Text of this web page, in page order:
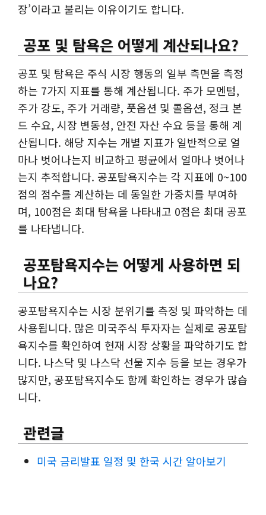
장’이라고 불리는 이유이기도 합니다.
공포 및 탐욕은 어떻게 계산되나요?
공포 및 탐욕은 주식 시장 행동의 일부 측면을 측정
하는 7가지 지표를 통해 계산됩니다. 주가 모멘텀,
주가 강도, 주가 거래량, 풋옵션 및 콜옵션, 정크 본
드 수요, 시장 변동성, 안전 자산 수요 등을 통해 계
산됩니다. 해당 지수는 개별 지표가 일반적으로 얼
마나 벗어나는지 비교하고 평균에서 얼마나 벗어나
는지 추적합니다. 공포탐욕지수는 각 지표에 0~100
점의 점수를 계산하는 데 동일한 가중치를 부여하
며, 100점은 최대 탐욕을 나타내고 0점은 최대 공포
를 나타냅니다.
공포탐욕지수는 어떻게 사용하면 되
나요?
공포탐욕지수는 시장 분위기를 측정 및 파악하는 데
사용됩니다. 많은 미국주식 투자자는 실제로 공포탐
욕지수를 확인하여 현재 시장 상황을 파악하기도 합
니다. 나스닥 및 나스닥 선물 지수 등을 보는 경우가
많지만, 공포탐욕지수도 함께 확인하는 경우가 많습
니다.
관련글
미국 금리발표 일정 및 한국 시간 알아보기